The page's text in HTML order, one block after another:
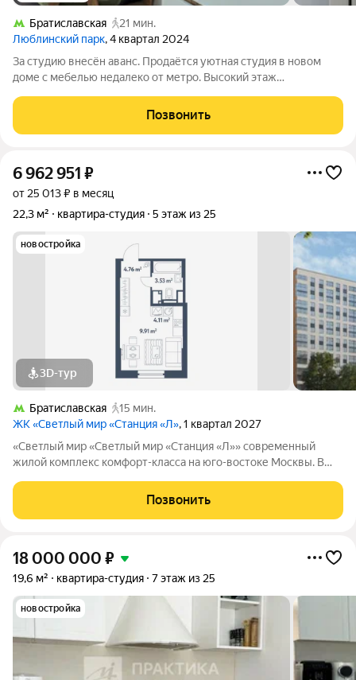
Братиславская
21 мин.
Люблинский парк, 4 квартал 2024
За студию внесён аванс. Продаётся уютная студия в новом
доме с мебелью недалеко от метро. Высокий этаж
квартира прекрасный выбор для тех, кто ценит комфорт и
удобство. Отличная транспортная
Позвонить
6 962 951 ₽
от 25 013 ₽ в месяц
22,3 м²
квартира-студия 5 этаж из 25
новостройка
3D-тур
Братиславская
15 мин.
ЖК «Светлый мир «Станция «Л», 1 квартал 2027
«Светлый мир «Светлый мир «Станция «Л»» современный
жилой комплекс комфорт-класса на юго-востоке Москвы. В
благоустроенные дворы без машин, детские игровые
комплексы, спортивные площадки и многое другое.
Позвонить
18 000 000 ₽
19,6 м² квартира-студия 7 этаж из 25
новостройка